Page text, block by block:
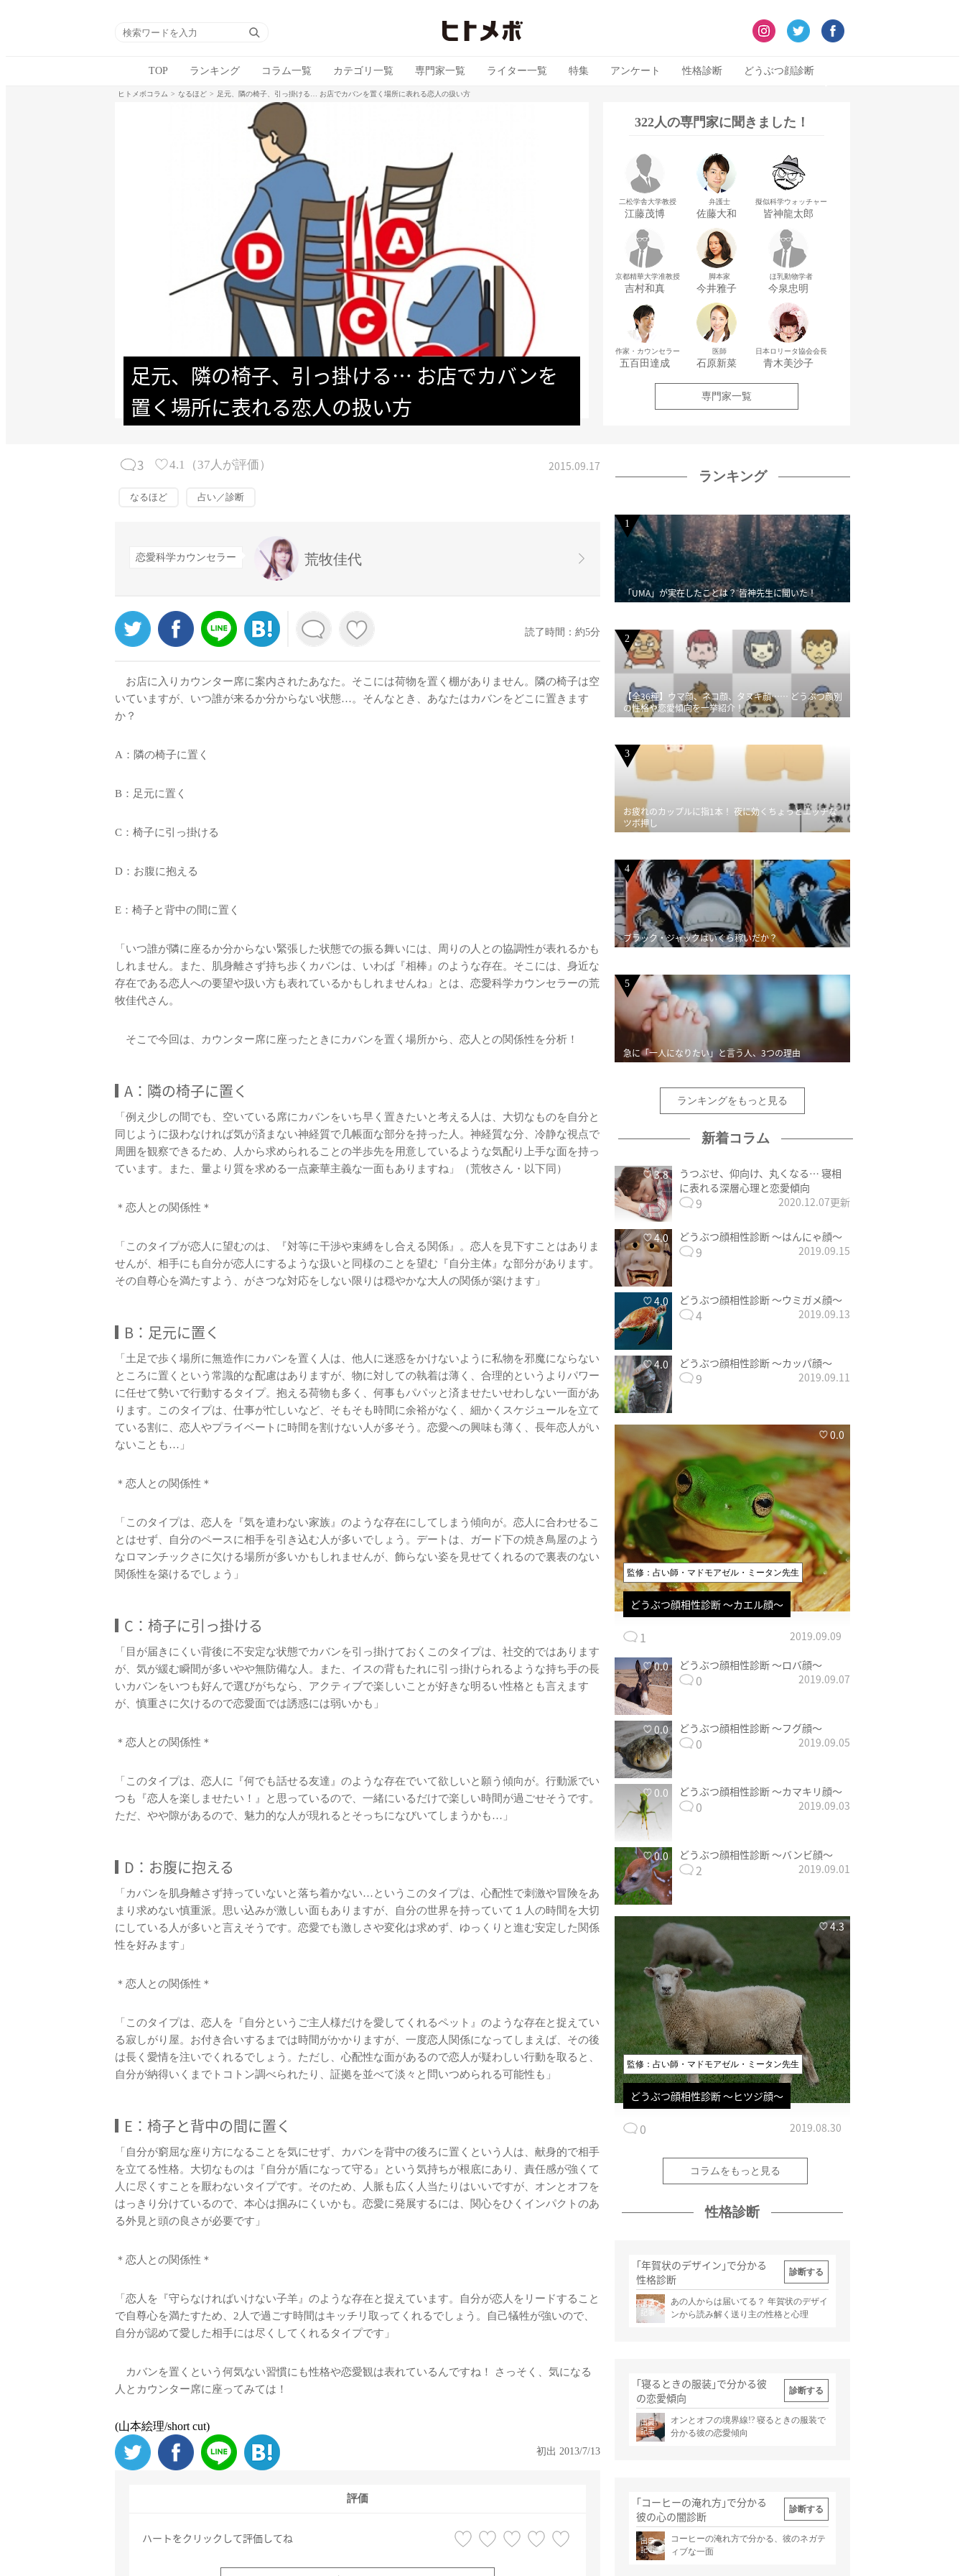
TOP ランキング コラム一覧 カテゴリ一覧 専門家一覧 ライター一覧 特集 アンケート 性格診断 どうぶつ顔診断
ヒトメボコラム なるほど 足元、隣の椅子、引っ掛ける… お店でカバンを置く場所に表れる恋人の扱い方
足元、隣の椅子、引っ掛ける… お店でカバンを
置く場所に表れる恋人の扱い方
322人の専門家に聞きました！
二松学舎大学教授
江藤茂博
弁護士
佐藤大和
擬似科学ウォッチャー
皆神龍太郎
京都精華大学准教授
吉村和真
脚本家
今井雅子
ほ乳動物学者
今泉忠明
作家・カウンセラー
五百田達成
医師
石原新菜
日本ロリータ協会会長
青木美沙子
専門家一覧
3 4.1 （ 37 人が評価） 2015.09.17
なるほど 占い／診断
恋愛科学カウンセラー 荒牧佳代
読了時間：約5分
お店に入りカウンター席に案内されたあなた。そこには荷物を置く棚がありません。隣の椅子は空
いていますが、いつ誰が来るか分からない状態…。そんなとき、あなたはカバンをどこに置きます
か？
A：隣の椅子に置く
B：足元に置く
C：椅子に引っ掛ける
D：お腹に抱える
E：椅子と背中の間に置く
「いつ誰が隣に座るか分からない緊張した状態での振る舞いには、周りの人との協調性が表れるかも
しれません。また、肌身離さず持ち歩くカバンは、いわば『相棒』のような存在。そこには、身近な
存在である恋人への要望や扱い方も表れているかもしれませんね」とは、恋愛科学カウンセラーの荒
牧佳代さん。
そこで今回は、カウンター席に座ったときにカバンを置く場所から、恋人との関係性を分析！
A：隣の椅子に置く
「例え少しの間でも、空いている席にカバンをいち早く置きたいと考える人は、大切なものを自分と
同じように扱わなければ気が済まない神経質で几帳面な部分を持った人。神経質な分、冷静な視点で
周囲を観察できるため、人から求められることの半歩先を用意しているような気配り上手な面を持っ
ています。また、量より質を求める一点豪華主義な一面もありますね」（荒牧さん・以下同）
＊恋人との関係性＊
「このタイプが恋人に望むのは、『対等に干渉や束縛をし合える関係』。恋人を見下すことはありま
せんが、相手にも自分が恋人にするような扱いと同様のことを望む『自分主体』な部分があります。
その自尊心を満たすよう、がさつな対応をしない限りは穏やかな大人の関係が築けます」
B：足元に置く
「土足で歩く場所に無造作にカバンを置く人は、他人に迷惑をかけないように私物を邪魔にならない
ところに置くという常識的な配慮はありますが、物に対しての執着は薄く、合理的というよりパワー
に任せて勢いで行動するタイプ。抱える荷物も多く、何事もパパッと済ませたいせわしない一面があ
ります。このタイプは、仕事が忙しいなど、そもそも時間に余裕がなく、細かくスケジュールを立て
ている割に、恋人やプライベートに時間を割けない人が多そう。恋愛への興味も薄く、長年恋人がい
ないことも…」
＊恋人との関係性＊
「このタイプは、恋人を『気を遣わない家族』のような存在にしてしまう傾向が。恋人に合わせるこ
とはせず、自分のペースに相手を引き込む人が多いでしょう。デートは、ガード下の焼き鳥屋のよう
なロマンチックさに欠ける場所が多いかもしれませんが、飾らない姿を見せてくれるので裏表のない
関係性を築けるでしょう」
C：椅子に引っ掛ける
「目が届きにくい背後に不安定な状態でカバンを引っ掛けておくこのタイプは、社交的ではあります
が、気が緩む瞬間が多いやや無防備な人。また、イスの背もたれに引っ掛けられるような持ち手の長
いカバンをいつも好んで選びがちなら、アクティブで楽しいことが好きな明るい性格とも言えます
が、慎重さに欠けるので恋愛面では誘惑には弱いかも」
＊恋人との関係性＊
「このタイプは、恋人に『何でも話せる友達』のような存在でいて欲しいと願う傾向が。行動派でい
つも『恋人を楽しませたい！』と思っているので、一緒にいるだけで楽しい時間が過ごせそうです。
ただ、やや隙があるので、魅力的な人が現れるとそっちになびいてしまうかも…」
D：お腹に抱える
「カバンを肌身離さず持っていないと落ち着かない…というこのタイプは、心配性で刺激や冒険をあ
まり求めない慎重派。思い込みが激しい面もありますが、自分の世界を持っていて１人の時間を大切
にしている人が多いと言えそうです。恋愛でも激しさや変化は求めず、ゆっくりと進む安定した関係
性を好みます」
＊恋人との関係性＊
「このタイプは、恋人を『自分というご主人様だけを愛してくれるペット』のような存在と捉えてい
る寂しがり屋。お付き合いするまでは時間がかかりますが、一度恋人関係になってしまえば、その後
は長く愛情を注いでくれるでしょう。ただし、心配性な面があるので恋人が疑わしい行動を取ると、
自分が納得いくまでトコトン調べられたり、証拠を並べて淡々と問いつめられる可能性も」
E：椅子と背中の間に置く
「自分が窮屈な座り方になることを気にせず、カバンを背中の後ろに置くという人は、献身的で相手
を立てる性格。大切なものは『自分が盾になって守る』という気持ちが根底にあり、責任感が強くて
人に尽くすことを厭わないタイプです。そのため、人脈も広く人当たりはいいですが、オンとオフを
はっきり分けているので、本心は掴みにくいかも。恋愛に発展するには、関心をひくインパクトのあ
る外見と頭の良さが必要です」
＊恋人との関係性＊
「恋人を『守らなければいけない子羊』のような存在と捉えています。自分が恋人をリードすること
で自尊心を満たすため、2人で過ごす時間はキッチリ取ってくれるでしょう。自己犠牲が強いので、
自分が認めて愛した相手には尽くしてくれるタイプです」
カバンを置くという何気ない習慣にも性格や恋愛観は表れているんですね！ さっそく、気になる
人とカウンター席に座ってみては！
(山本絵理/short cut)
初出 2013/7/13
評価
ハートをクリックして評価してね
ランキング
1
「UMA」が実在したことは？ 皆神先生に聞いた！
2
【全36種】ウマ顔、ネコ顔、タヌキ顔…… どうぶつ顔別
の性格や恋愛傾向を一挙紹介！
3
お疲れのカップルに指1本！ 夜に効くちょっとエッチな
ツボ押し
4
ブラック・ジャックはいくら稼いだか？
5
急に「一人になりたい」と言う人、3つの理由
ランキングをもっと見る
新着コラム
3.8
うつぶせ、仰向け、丸くなる… 寝相
に表れる深層心理と恋愛傾向
9 2020.12.07更新
4.0 どうぶつ顔相性診断 〜はんにゃ顔〜
9 2019.09.15
4.0 どうぶつ顔相性診断 〜ウミガメ顔〜
4 2019.09.13
4.0 どうぶつ顔相性診断 〜カッパ顔〜
9 2019.09.11
0.0
監修：占い師・マドモアゼル・ミータン先生
どうぶつ顔相性診断 〜カエル顔〜
1 2019.09.09
0.0 どうぶつ顔相性診断 〜ロバ顔〜
0 2019.09.07
0.0 どうぶつ顔相性診断 〜フグ顔〜
0 2019.09.05
0.0 どうぶつ顔相性診断 〜カマキリ顔〜
0 2019.09.03
0.0 どうぶつ顔相性診断 〜バンビ顔〜
2 2019.09.01
4.3
監修：占い師・マドモアゼル・ミータン先生
どうぶつ顔相性診断 〜ヒツジ顔〜
0 2019.08.30
コラムをもっと見る
性格診断
｢年賀状のデザイン｣で分かる
性格診断
診断する
出典
記事
あの人からは届いてる？ 年賀状のデザイ
ンから読み解く送り主の性格と心理
｢寝るときの服装｣で分かる彼
の恋愛傾向
診断する
出典
記事
オンとオフの境界線!? 寝るときの服装で
分かる彼の恋愛傾向
｢コーヒーの淹れ方｣で分かる
彼の心の闇診断
診断する
出典
記事
コーヒーの淹れ方で分かる、彼のネガテ
ィブな一面